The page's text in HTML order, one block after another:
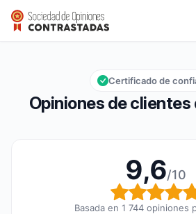
moldiber
Calificación global: 9,6 de 10
9,6/10
Opiniones de clientes
Certificado de
9,6/10
Basada en 1 744 opiniones